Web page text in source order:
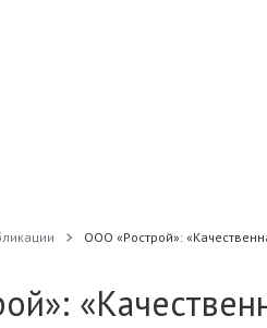
ООО «Рострой»: